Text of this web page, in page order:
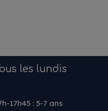
les lundis
17h45 : 5-7 ans